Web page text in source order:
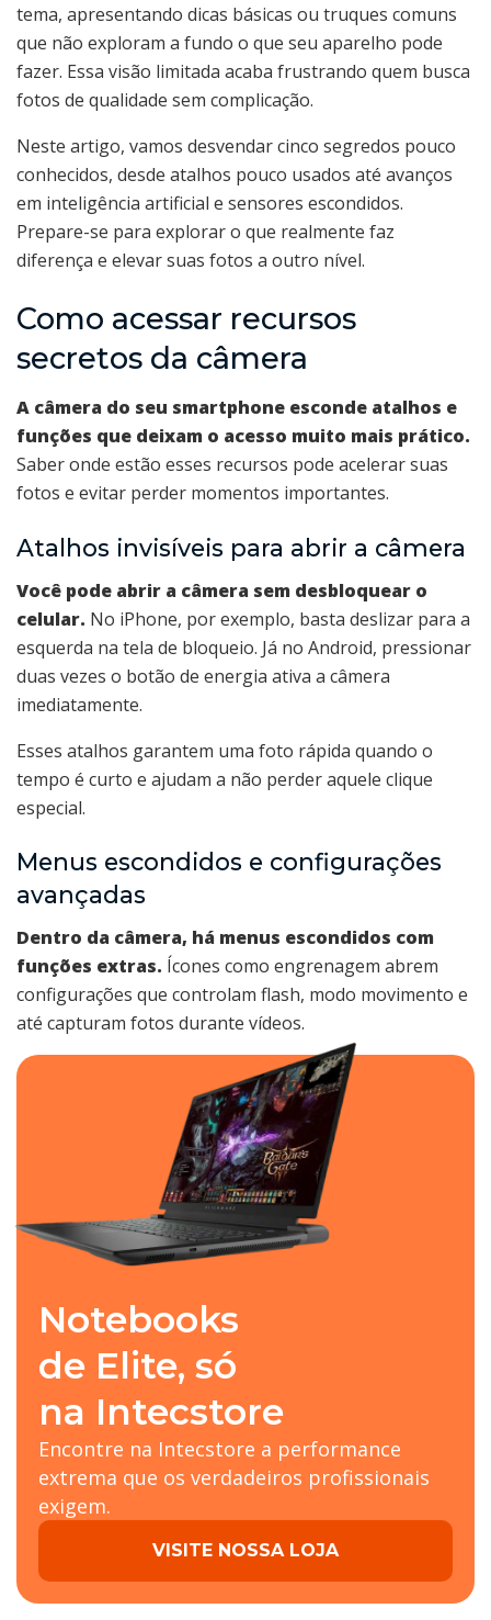
tema, apresentando dicas básicas ou truques comuns
que não exploram a fundo o que seu aparelho pode
fazer. Essa visão limitada acaba frustrando quem busca
fotos de qualidade sem complicação.
Neste artigo, vamos desvendar cinco segredos pouco
conhecidos, desde atalhos pouco usados até avanços
em inteligência artificial e sensores escondidos.
Prepare-se para explorar o que realmente faz
diferença e elevar suas fotos a outro nível.
Como acessar recursos
secretos da câmera
A câmera do seu smartphone esconde atalhos e
funções que deixam o acesso muito mais prático.
Saber onde estão esses recursos pode acelerar suas
fotos e evitar perder momentos importantes.
Atalhos invisíveis para abrir a câmera
Você pode abrir a câmera sem desbloquear o
celular. No iPhone, por exemplo, basta deslizar para a
esquerda na tela de bloqueio. Já no Android, pressionar
duas vezes o botão de energia ativa a câmera
imediatamente.
Esses atalhos garantem uma foto rápida quando o
tempo é curto e ajudam a não perder aquele clique
especial.
Menus escondidos e configurações
avançadas
Dentro da câmera, há menus escondidos com
funções extras. Ícones como engrenagem abrem
configurações que controlam flash, modo movimento e
até capturam fotos durante vídeos.
Notebooks
de Elite, só
na Intecstore
Encontre na Intecstore a performance
extrema que os verdadeiros profissionais
exigem.
VISITE NOSSA LOJA